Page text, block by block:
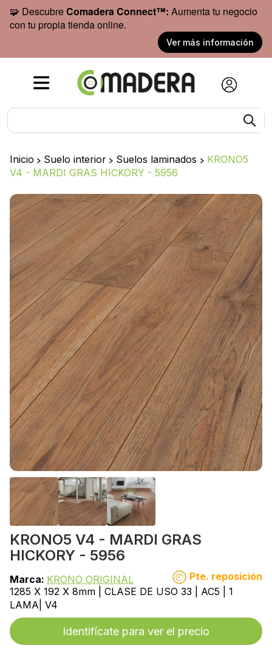
🧩 DescubreComadera Connect™: Aumenta tu negocio
con tu propia tienda online.
Ver más información
Inicio > Suelo interior > Suelos laminados > KRONO5
V4 - MARDI GRAS HICKORY - 5956
KRONO5 V4 - MARDI GRAS
HICKORY - 5956
Marca: KRONO ORIGINAL
Pte. reposición
1285 X 192 X 8mm | CLASE DE USO 33 | AC5 | 1
LAMA| V4
Identifícate para ver el precio